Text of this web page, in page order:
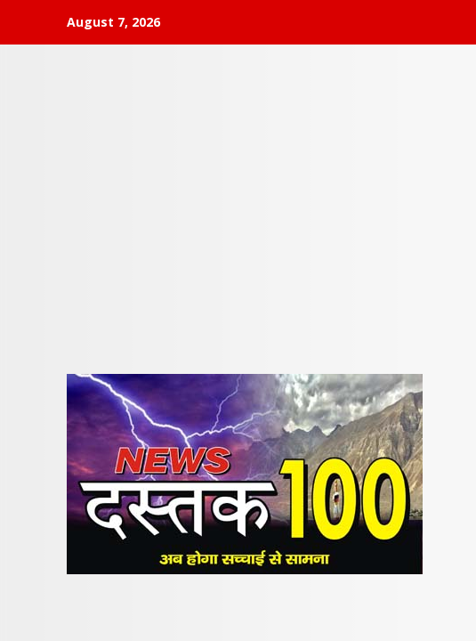
August 7, 2026